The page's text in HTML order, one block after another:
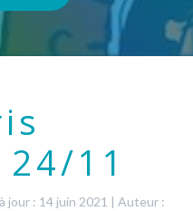
11
jour : 14 juin 2021 | Auteur :